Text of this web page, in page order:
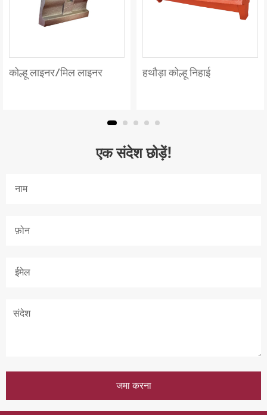
कोल्हू लाइनर/मिल लाइनर हथौड़ा कोल्हू निहाई
एक संदेश छोड़ें!